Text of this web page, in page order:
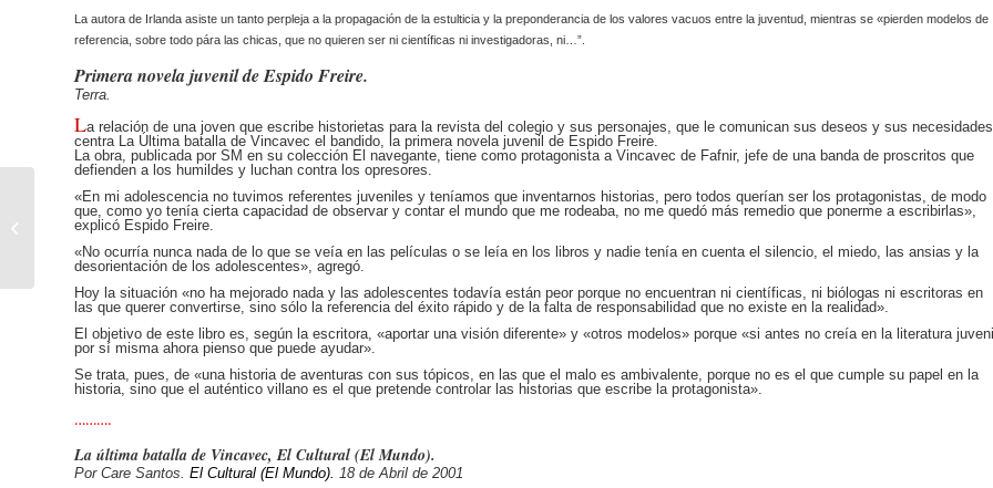
La autora de Irlanda asiste un tanto perpleja a la propagación de la estulticia y la preponderancia de los valores vacuos entre la juventud, mientras se «pierden modelos de
referencia, sobre todo pára las chicas, que no quieren ser ni científicas ni investigadoras, ni…”.
Primera novela juvenil de Espido Freire.
Terra.
La relación de una joven que escribe historietas para la revista del colegio y sus personajes, que le comunican sus deseos y sus
centra La Última batalla de Vincavec el bandido, la primera novela juvenil de Espido Freire.
La obra, publicada por SM en su colección El navegante, tiene como protagonista a Vincavec de Fafnir, jefe de una banda de proscritos que
defienden a los humildes y luchan contra los opresores.
«En mi adolescencia no tuvimos referentes juveniles y teníamos que inventarnos historias, pero todos querían ser los protagonistas, de modo
que, como yo tenía cierta capacidad de observar y contar el mundo que me rodeaba, no me quedó más remedio que ponerme a escribirlas»,
explicó Espido Freire.
«No ocurría nunca nada de lo que se veía en las películas o se leía en los libros y nadie tenía en cuenta el silencio, el miedo, las ansias y la
desorientación de los adolescentes», agregó.
Hoy la situación «no ha mejorado nada y las adolescentes todavía están peor porque no encuentran ni científicas, ni biólogas ni escritoras en
las que querer convertirse, sino sólo la referencia del éxito rápido y de la falta de responsabilidad que no existe en la realidad».
El objetivo de este libro es, según la escritora, «aportar una visión diferente» y «otros modelos» porque «si antes no creía en la literatura
por sí misma ahora pienso que puede ayudar».
Se trata, pues, de «una historia de aventuras con sus tópicos, en las que el malo es ambivalente, porque no es el que cumple su papel en la
historia, sino que el auténtico villano es el que pretende controlar las historias que escribe la protagonista».
……….
La última batalla de Vincavec, El Cultural (El Mundo).
Por Care Santos. El Cultural (El Mundo). 18 de Abril de 2001
El conde Lucanor